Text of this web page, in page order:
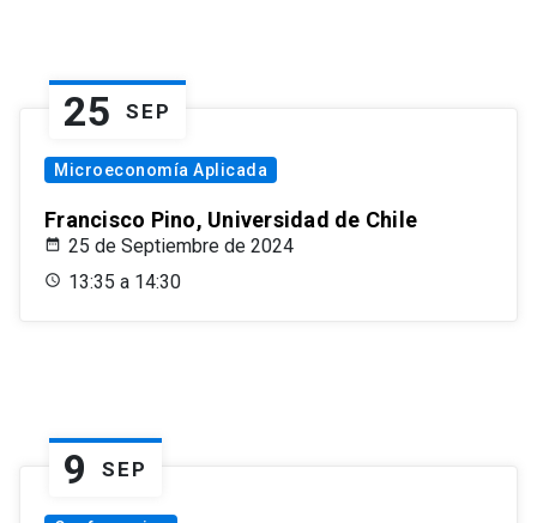
25 SEP
Microeconomía Aplicada
Francisco Pino, Universidad de Chile
25 de Septiembre de 2024
13:35 a 14:30
9 SEP